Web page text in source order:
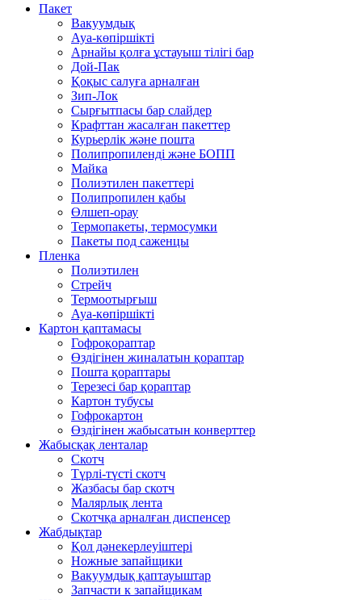
Пакет
Вакуумдық
Ауа-көпіршікті
Арнайы қолға ұстауыш тілігі бар
Дой-Пак
Қоқыс салуға арналған
Зип-Лок
Сырғытпасы бар слайдер
Крафттан жасалған пакеттер
Курьерлік және пошта
Полипропиленді және БОПП
Майка
Полиэтилен пакеттері
Полипропилен қабы
Өлшеп-орау
Термопакеты, термосумки
Пакеты под саженцы
Пленка
Полиэтилен
Стрейч
Термоотырғыш
Ауа-көпіршікті
Картон қаптамасы
Гофроқораптар
Өздігінен жиналатын қораптар
Пошта қораптары
Терезесі бар қораптар
Картон тубусы
Гофрокартон
Өздігінен жабысатын конверттер
Жабысқақ ленталар
Скотч
Түрлі-түсті скотч
Жазбасы бар скотч
Малярлық лента
Скотчқа арналған диспенсер
Жабдықтар
Қол дәнекерлеуіштері
Ножные запайщики
Вакуумдық қаптауыштар
Запчасти к запайщикам